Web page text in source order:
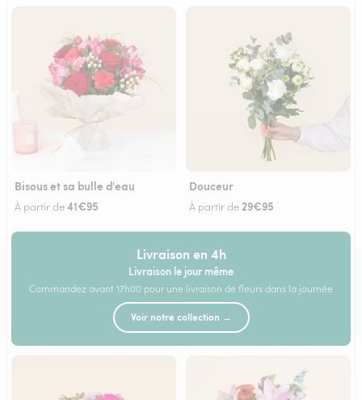
Bisous et sa bulle d'eau
À partir de41€95
Douceur
À partir de 29€95
Livraison en 4h
Livraison le jour même
Commandez avant 17h00 pour une livraison de fleurs dans la journée
Voir notre collection →